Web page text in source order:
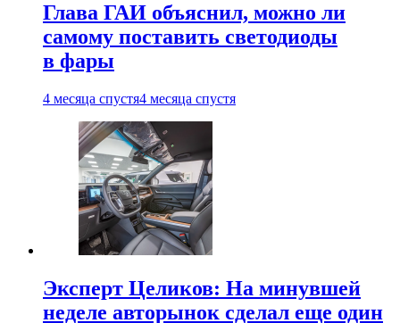
Глава ГАИ объяснил, можно ли
самому поставить светодиоды
в фары
4 месяца спустя4 месяца спустя
Эксперт Целиков: На минувшей
неделе авторынок сделал еще один